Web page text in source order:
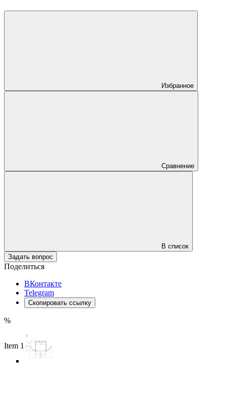
Избранное
Сравнение
В список
Задать вопрос
Поделиться
ВКонтакте
Telegram
Скопировать ссылку
%
Item 1 of 3